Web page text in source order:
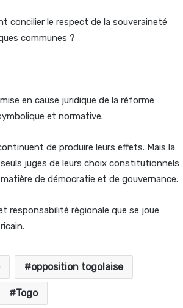
concilier le respect de la souveraineté
communes ?
en cause juridique de la réforme
et normative.
de produire leurs effets. Mais la
juges de leurs choix constitutionnels
de démocratie et de gouvernance.
responsabilité régionale que se joue
opposition togolaise
Togo